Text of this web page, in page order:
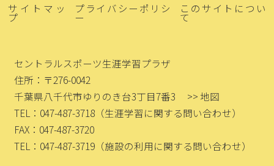
サイトマッ
プ
プライバシーポリシ
ー
このサイトについ
て
セントラルスポーツ生涯学習プラザ
住所：〒276-0042
千葉県八千代市ゆりのき台3丁目7番3
>> 地図
TEL：047-487-3718 （生涯学習に関する問い合わせ）
FAX：047-487-3720
TEL：047-487-3719 （施設の利用に関する問い合わせ）